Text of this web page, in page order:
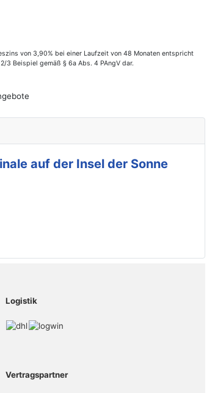
von 3,90% bei einer Laufzeit von 48 Monaten entspricht
3 Beispiel gemäß § 6a Abs. 4 PAngV dar.
auf der Insel der Sonne
Logistik
Vertragspartner